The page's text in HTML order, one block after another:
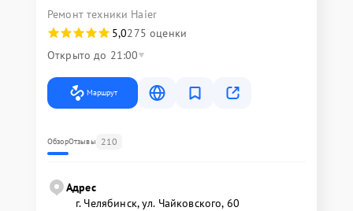
Ремонт техники Haier
5,0275 оценки
Открыто до 21:00
Маршрут
ОбзорОтзывы 210
Адрес
г. Челябинск, ул. Чайковского, 60